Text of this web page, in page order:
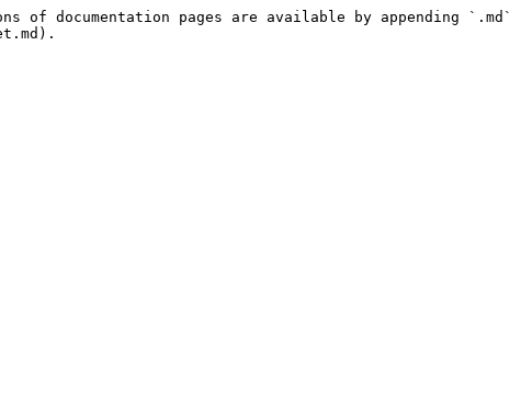
documentation pages are available by appending `.md`